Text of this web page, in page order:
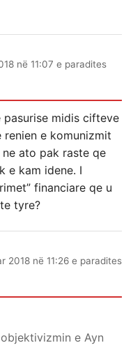
në 11:07 e paradites
pasurise midis cifteve
e komunizmit
ato pak raste qe
e kam idene. I
financiare qe u
tyre?
2018 në 11:26 e paradites
e Ayn